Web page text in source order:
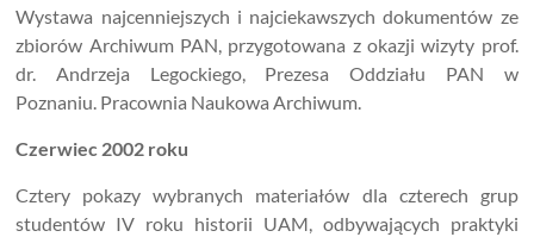
Wystawa najcenniejszych i najciekawszych dokumentów ze
zbiorów Archiwum PAN, przygotowana z okazji wizyty prof.
dr. Andrzeja Legockiego, Prezesa Oddziału PAN w
Poznaniu. Pracownia Naukowa Archiwum.
Czerwiec 2002 roku
Cztery pokazy wybranych materiałów dla czterech grup
studentów IV roku historii UAM, odbywających praktyki